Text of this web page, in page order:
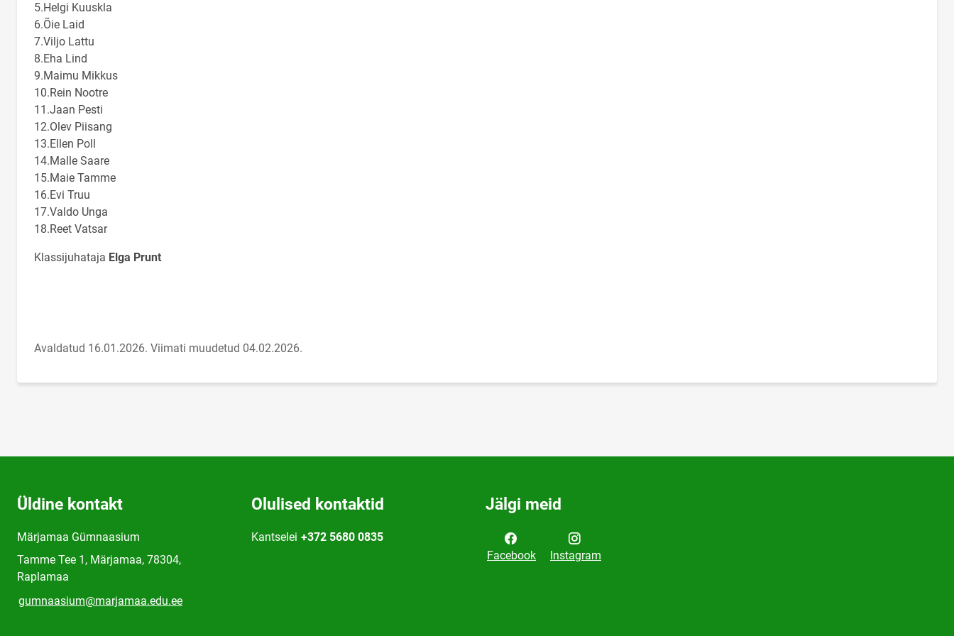
5.Helgi Kuuskla
6.Õie Laid
7.Viljo Lattu
8.Eha Lind
9.Maimu Mikkus
10.Rein Nootre
11.Jaan Pesti
12.Olev Piisang
13.Ellen Poll
14.Malle Saare
15.Maie Tamme
16.Evi Truu
17.Valdo Unga
18.Reet Vatsar
Klassijuhataja Elga Prunt
Avaldatud 16.01.2026. Viimati muudetud 04.02.2026.
Üldine kontakt
Märjamaa Gümnaasium
Tamme Tee 1, Märjamaa, 78304,
Raplamaa
gumnaasium@marjamaa.edu.ee
Olulised kontaktid
Kantselei +372 5680 0835
Jälgi meid
Facebook Instagram